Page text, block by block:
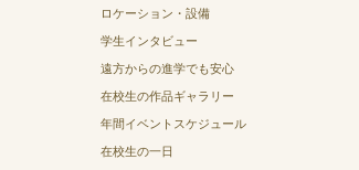
ロケーション・設備
学生インタビュー
遠方からの進学でも安心
在校生の作品ギャラリー
年間イベントスケジュール
在校生の一日